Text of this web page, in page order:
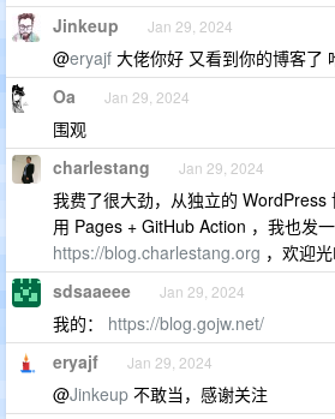
Jinkeup Jan 29, 2024
@eryajf 大佬你好 又看到你的博客了
Oa Jan 29, 2024
围观
charlestang Jan 29, 2024
我费了很大劲，从独立的
用 Pages + GitHub Action ，我也发
https://blog.charlestang.org ，欢迎
sdsaaeee Jan 29, 2024
我的： https://blog.gojw.net/
eryajf Jan 29, 2024
@Jinkeup 不敢当，感谢关注